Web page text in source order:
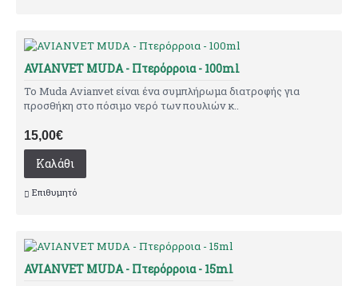
AVIANVET MUDA - Πτερόρροια - 100ml
Το Muda Avianvet είναι ένα συμπλήρωμα διατροφής για
προσθήκη στο πόσιμο νερό των πουλιών κ..
15,00€
Καλάθι
Επιθυμητό
AVIANVET MUDA - Πτερόρροια - 15ml